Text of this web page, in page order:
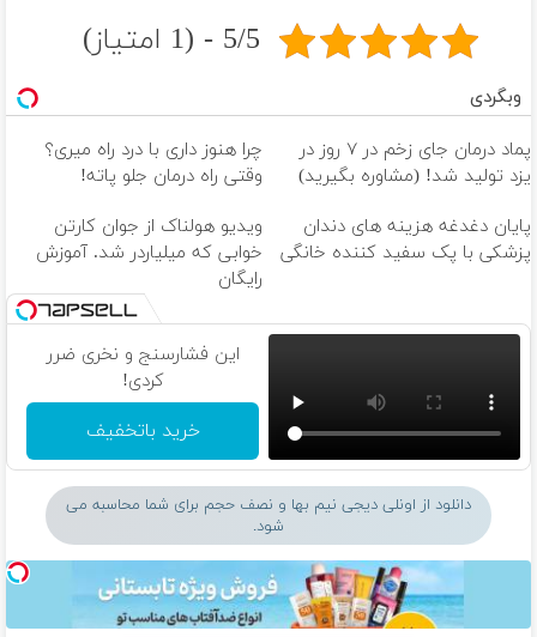
5/5 - (1 امتیاز)
وبگردی
پماد درمان جای زخم در ۷ روز در
یزد تولید شد! (مشاوره بگیرید)
چرا هنوز داری با درد راه میری؟
وقتی راه درمان جلو پاته!
پایان دغدغه هزینه های دندان
پزشکی با پک سفید کننده خانگی
ویدیو هولناک از جوان کارتن
خوابی که میلیاردر شد. آموزش
رایگان
این فشارسنج و نخری ضرر
کردی!
خرید باتخفیف
دانلود از اونلی دیجی نیم بها و نصف حجم برای شما محاسبه می
شود.